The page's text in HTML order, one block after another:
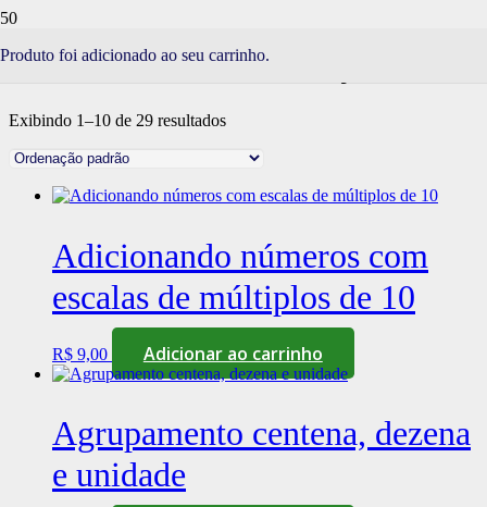
Produto foi adicionado ao seu carrinho.
NÚMEROS E OPERAÇÕES
Exibindo 1–10 de 29 resultados
Adicionando números com
escalas de múltiplos de 10
R$ 9,00 Adicionar ao carrinho
Agrupamento centena, dezena
e unidade